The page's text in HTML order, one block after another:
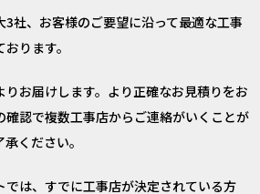
社、お客様のご要望に沿って最適な工事
ります。
りお届けします。より正確なお見積りをお
確認で複数工事店からご連絡がいくことが
ください。
では、すでに工事店が決定されている方